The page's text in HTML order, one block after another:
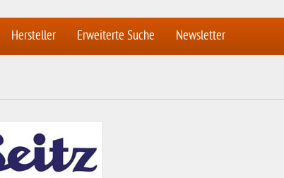
Hersteller Erweiterte Suche Newsletter